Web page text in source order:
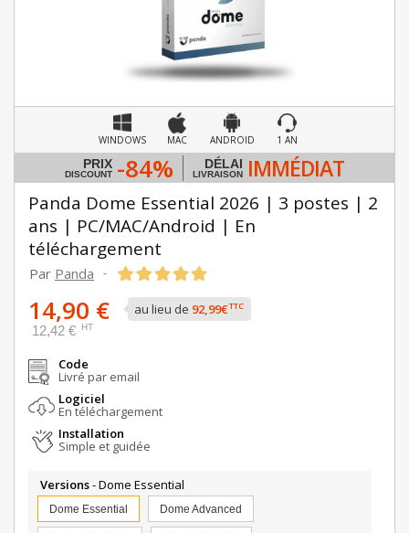
WINDOWS MAC ANDROID 1 AN
PRIX
DISCOUNT -84% DÉLAI
LIVRAISON IMMÉDIAT
Panda Dome Essential 2026 | 3 postes | 2
ans | PC/MAC/Android | En
téléchargement
Par Panda -
14,90 € au lieu de 92,99€TTC
12,42 € HT
Code
Livré par email
Logiciel
En téléchargement
Installation
Simple et guidée
Versions- Dome Essential
Dome Essential Dome Advanced